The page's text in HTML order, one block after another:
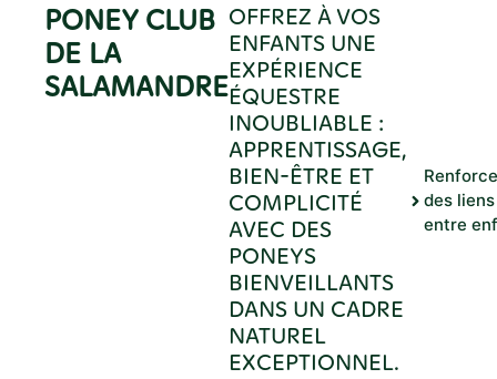
PONEY CLUB
DE LA
SALAMANDRE
OFFREZ À VOS
ENFANTS UNE
EXPÉRIENCE
ÉQUESTRE
INOUBLIABLE :
APPRENTISSAGE,
BIEN-ÊTRE ET
COMPLICITÉ
AVEC DES
PONEYS
BIENVEILLANTS
DANS UN CADRE
NATUREL
EXCEPTIONNEL.
des liens
entre